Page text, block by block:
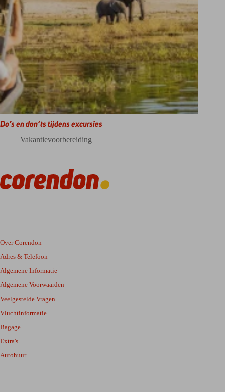
Do’s en don’ts tijdens excursies
Vakantievoorbereiding
Over Corendon
Adres & Telefoon
Algemene Informatie
Algemene Voorwaarden
Veelgestelde Vragen
Vluchtinformatie
Bagage
Extra's
Autohuur